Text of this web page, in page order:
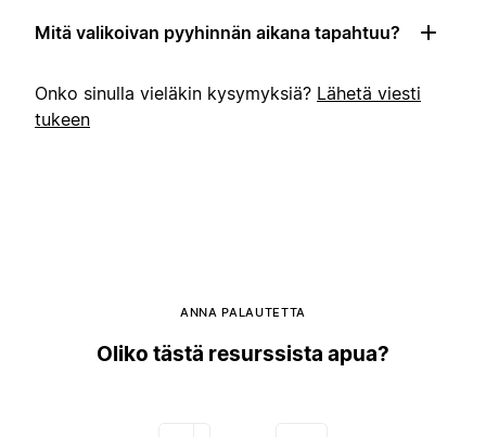
Mitä valikoivan pyyhinnän aikana tapahtuu?
Onko sinulla vieläkin kysymyksiä? Lähetä viesti
tukeen
ANNA PALAUTETTA
Oliko tästä resurssista apua?